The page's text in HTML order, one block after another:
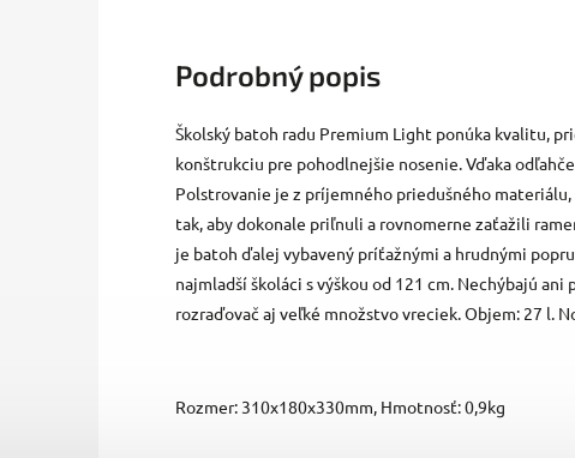
Podrobný popis
Školský batoh radu Premium Light ponúka kvalitu,
konštrukciu pre pohodlnejšie nosenie. Vďaka
Polstrovanie je z príjemného priedušného
tak, aby dokonale priľnuli a rovnomerne zaťažili
je batoh ďalej vybavený príťažnými a hrudnými
najmladší školáci s výškou od 121 cm. Nechýbajú
rozraďovač aj veľké množstvo vreciek. Objem: 27 l.
Rozmer: 310x180x330mm, Hmotnosť: 0,9kg